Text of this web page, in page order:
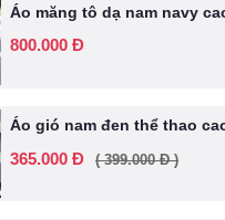
Áo măng tô dạ nam navy
800.000 Đ
Áo gió nam đen thể thao
365.000 Đ ( 399.000 Đ )